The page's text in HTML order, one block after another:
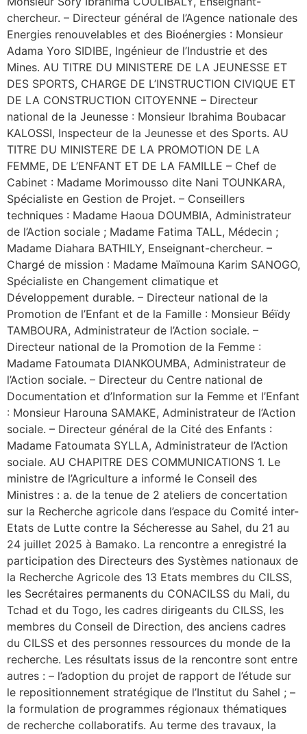
chercheur. – Directeur général de l’Agence nationale des
Energies renouvelables et des Bioénergies : Monsieur
Adama Yoro SIDIBE, Ingénieur de l’Industrie et des
Mines. AU TITRE DU MINISTERE DE LA JEUNESSE ET
DES SPORTS, CHARGE DE L’INSTRUCTION CIVIQUE ET
DE LA CONSTRUCTION CITOYENNE – Directeur
national de la Jeunesse : Monsieur Ibrahima Boubacar
KALOSSI, Inspecteur de la Jeunesse et des Sports. AU
TITRE DU MINISTERE DE LA PROMOTION DE LA
FEMME, DE L’ENFANT ET DE LA FAMILLE – Chef de
Cabinet : Madame Morimousso dite Nani TOUNKARA,
Spécialiste en Gestion de Projet. – Conseillers
techniques : Madame Haoua DOUMBIA, Administrateur
de l’Action sociale ; Madame Fatima TALL, Médecin ;
Madame Diahara BATHILY, Enseignant-chercheur. –
Chargé de mission : Madame Maïmouna Karim SANOGO,
Spécialiste en Changement climatique et
Développement durable. – Directeur national de la
Promotion de l’Enfant et de la Famille : Monsieur Béïdy
TAMBOURA, Administrateur de l’Action sociale. –
Directeur national de la Promotion de la Femme :
Madame Fatoumata DIANKOUMBA, Administrateur de
l’Action sociale. – Directeur du Centre national de
Documentation et d’Information sur la Femme et l’Enfant
: Monsieur Harouna SAMAKE, Administrateur de l’Action
sociale. – Directeur général de la Cité des Enfants :
Madame Fatoumata SYLLA, Administrateur de l’Action
sociale. AU CHAPITRE DES COMMUNICATIONS 1. Le
ministre de l’Agriculture a informé le Conseil des
Ministres : a. de la tenue de 2 ateliers de concertation
sur la Recherche agricole dans l’espace du Comité inter-
Etats de Lutte contre la Sécheresse au Sahel, du 21 au
24 juillet 2025 à Bamako. La rencontre a enregistré la
participation des Directeurs des Systèmes nationaux de
la Recherche Agricole des 13 Etats membres du CILSS,
les Secrétaires permanents du CONACILSS du Mali, du
Tchad et du Togo, les cadres dirigeants du CILSS, les
membres du Conseil de Direction, des anciens cadres
du CILSS et des personnes ressources du monde de la
recherche. Les résultats issus de la rencontre sont entre
autres : – l’adoption du projet de rapport de l’étude sur
le repositionnement stratégique de l’Institut du Sahel ; –
la formulation de programmes régionaux thématiques
de recherche collaboratifs. Au terme des travaux, la